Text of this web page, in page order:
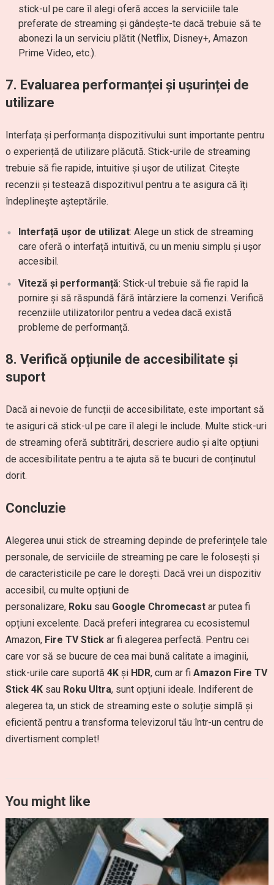
stick-ul pe care îl alegi oferă acces la serviciile tale
preferate de streaming și gândește-te dacă trebuie să te
abonezi la un serviciu plătit (Netflix, Disney+, Amazon
Prime Video, etc.).
7. Evaluarea performanței și ușurinței de
utilizare
Interfața și performanța dispozitivului sunt importante pentru
o experiență de utilizare plăcută. Stick-urile de streaming
trebuie să fie rapide, intuitive și ușor de utilizat. Citește
recenzii și testează dispozitivul pentru a te asigura că îți
îndeplinește așteptările.
Interfață ușor de utilizat: Alege un stick de streaming
care oferă o interfață intuitivă, cu un meniu simplu și ușor
accesibil.
Viteză și performanță: Stick-ul trebuie să fie rapid la
pornire și să răspundă fără întârziere la comenzi. Verifică
recenziile utilizatorilor pentru a vedea dacă există
probleme de performanță.
8. Verifică opțiunile de accesibilitate și
suport
Dacă ai nevoie de funcții de accesibilitate, este important să
te asiguri că stick-ul pe care îl alegi le include. Multe stick-uri
de streaming oferă subtitrări, descriere audio și alte opțiuni
de accesibilitate pentru a te ajuta să te bucuri de conținutul
dorit.
Concluzie
Alegerea unui stick de streaming depinde de preferințele tale
personale, de serviciile de streaming pe care le folosești și
de caracteristicile pe care le dorești. Dacă vrei un dispozitiv
accesibil, cu multe opțiuni de
personalizare, Rokusau Google Chromecastar putea fi
opțiuni excelente. Dacă preferi integrarea cu ecosistemul
Amazon, Fire TV Stickar fi alegerea perfectă. Pentru cei
care vor să se bucure de cea mai bună calitate a imaginii,
stick-urile care suportă 4Kși HDR, cum ar fi Amazon Fire TV
Stick 4Ksau Roku Ultra, sunt opțiuni ideale. Indiferent de
alegerea ta, un stick de streaming este o soluție simplă și
eficientă pentru a transforma televizorul tău într-un centru de
divertisment complet!
You might like